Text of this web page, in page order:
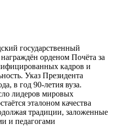
государственный
орденом Почёта за
кадров и
Указ Президента
в год 90-летия вуза.
лидеров мировых
эталоном качества
традиции, заложенные
и педагогами